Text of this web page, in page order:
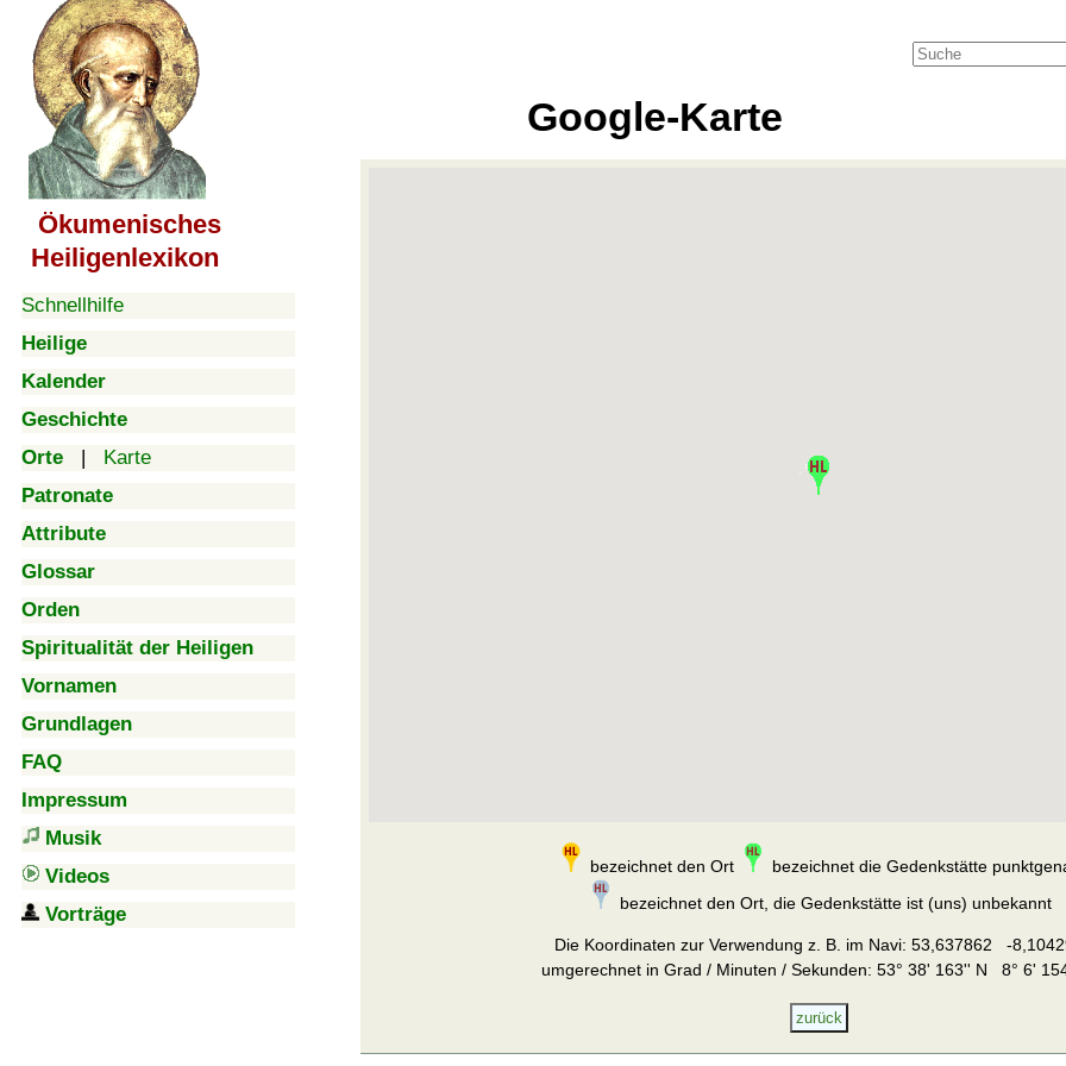
Ökumenisches
Heiligenlexikon
Schnellhilfe
Heilige
Kalender
Geschichte
Orte | Karte
Patronate
Attribute
Glossar
Orden
Spiritualität der Heiligen
Vornamen
Grundlagen
FAQ
Impressum
Musik
Videos
Vorträge
Google-Karte
bezeichnet den Ort
bezeichnet die Gedenkstätte
bezeichnet den Ort, die Gedenkstätte ist (uns) unbekannt
Die Koordinaten zur Verwendung z. B. im Navi: 53,637862 -
umgerechnet in Grad / Minuten / Sekunden: 53° 38' 163'' N 8° 6'